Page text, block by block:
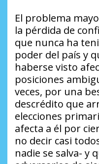
El problema
la pérdida de
que nunca ha
poder del país y
haberse visto
posiciones
veces, por una
descrédito que
elecciones
afecta a él por
no decir casi
nadie se salva- y